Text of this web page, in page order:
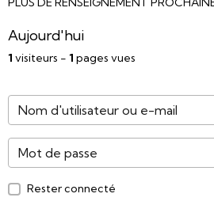
Aujourd'hui
1 visiteurs - 1 pages vues
Rester connecté